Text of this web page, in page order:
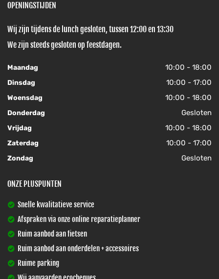
OPENINGSTIJDEN
Wij zijn tijdens de lunch gesloten, tussen 12:00 en 13:30
We zijn steeds gesloten op feestdagen.
Maandag 10:00 - 18:00
Dinsdag 10:00 - 17:00
Woensdag 10:00 - 18:00
Donderdag Gesloten
Vrijdag 10:00 - 18:00
Zaterdag 10:00 - 17:00
Zondag Gesloten
ONZE PLUSPUNTEN
Snelle kwalitatieve service
Afspraken via onze online reparatieplanner
Ruim aanbod aan fietsen
Ruim aanbod aan onderdelen + accessoires
Ruime parking